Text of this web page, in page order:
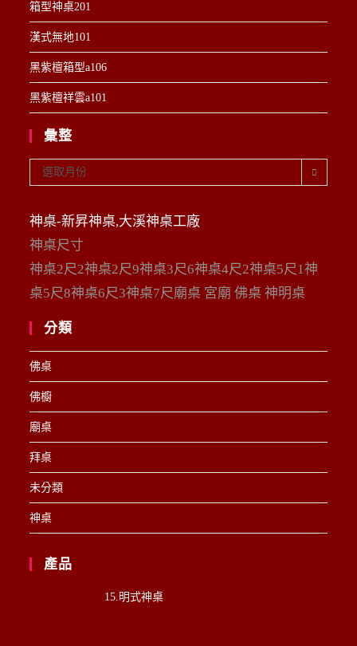
箱型神桌201
漢式無地101
黑紫檀箱型a106
黑紫檀祥雲a101
彙整
整
選取月份
神桌-新昇神桌,大溪神桌工廠
神桌尺寸
神桌2尺2神桌2尺9神桌3尺6神桌4尺2神桌5尺1神
桌5尺8神桌6尺3神桌7尺廟桌 宮廟 佛桌 神明桌
分類
佛桌
佛櫥
廟桌
拜桌
未分類
神桌
產品
15.明式神桌